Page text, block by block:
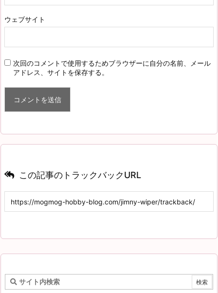
ウェブサイト
次回のコメントで使用するためブラウザーに自分の名前、メール
アドレス、サイトを保存する。
この記事のトラックバックURL